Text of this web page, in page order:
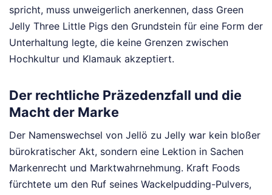
spricht, muss unweigerlich anerkennen, dass Green
Jelly Three Little Pigs den Grundstein für eine Form der
Unterhaltung legte, die keine Grenzen zwischen
Hochkultur und Klamauk akzeptiert.
Der rechtliche Präzedenzfall und die
Macht der Marke
Der Namenswechsel von Jellö zu Jelly war kein bloßer
bürokratischer Akt, sondern eine Lektion in Sachen
Markenrecht und Marktwahrnehmung. Kraft Foods
fürchtete um den Ruf seines Wackelpudding-Pulvers,